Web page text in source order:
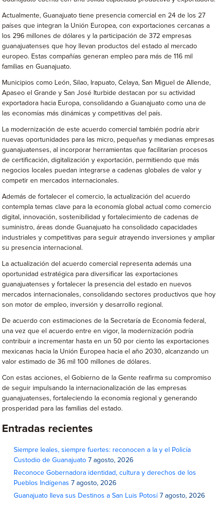
Actualmente, Guanajuato tiene presencia comercial en 24 de los 27
países que integran la Unión Europea, con exportaciones cercanas a
los 296 millones de dólares y la participación de 372 empresas
guanajuatenses que hoy llevan productos del estado al mercado
europeo. Estas compañías generan empleo para más de 116 mil
familias en Guanajuato.
Municipios como León, Silao, Irapuato, Celaya, San Miguel de Allende,
Apaseo el Grande y San José Iturbide destacan por su actividad
exportadora hacia Europa, consolidando a Guanajuato como una de
las economías más dinámicas y competitivas del país.
La modernización de este acuerdo comercial también podría abrir
nuevas oportunidades para las micro, pequeñas y medianas empresas
guanajuatenses, al incorporar herramientas que facilitarían procesos
de certificación, digitalización y exportación, permitiendo que más
negocios locales puedan integrarse a cadenas globales de valor y
competir en mercados internacionales.
Además de fortalecer el comercio, la actualización del acuerdo
contempla temas clave para la economía global actual como comercio
digital, innovación, sostenibilidad y fortalecimiento de cadenas de
suministro, áreas donde Guanajuato ha consolidado capacidades
industriales y competitivas para seguir atrayendo inversiones y ampliar
su presencia internacional.
La actualización del acuerdo comercial representa además una
oportunidad estratégica para diversificar las exportaciones
guanajuatenses y fortalecer la presencia del estado en nuevos
mercados internacionales, consolidando sectores productivos que hoy
son motor de empleo, inversión y desarrollo regional.
De acuerdo con estimaciones de la Secretaría de Economía federal,
una vez que el acuerdo entre en vigor, la modernización podría
contribuir a incrementar hasta en un 50 por ciento las exportaciones
mexicanas hacia la Unión Europea hacia el año 2030, alcanzando un
valor estimado de 36 mil 100 millones de dólares.
Con estas acciones, el Gobierno de la Gente reafirma su compromiso
de seguir impulsando la internacionalización de las empresas
guanajuatenses, fortaleciendo la economía regional y generando
prosperidad para las familias del estado.
Entradas recientes
Siempre leales, siempre fuertes: reconocen a la y el Policía
Custodio de Guanajuato 7 agosto, 2026
Reconoce Gobernadora identidad, cultura y derechos de los
Pueblos Indígenas 7 agosto, 2026
Guanajuato lleva sus Destinos a San Luis Potosí 7 agosto, 2026